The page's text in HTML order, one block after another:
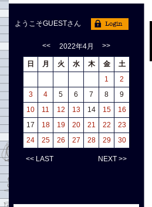
ようこそGUESTさん
<< 2022年4月 >>
日 月 火 水 木 金
土
1
2
3
4 5 6 7 8
9
10
11 12 13 14 15
16
17
18 19 20 21 22
23
24
25 26 27 28 29 30
<< LAST NEXT >>